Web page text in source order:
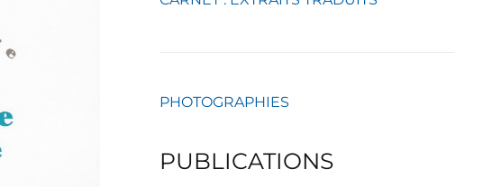
PHOTOGRAPHIES
PUBLICATIONS